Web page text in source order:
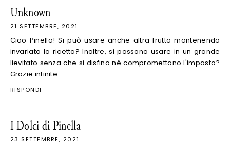
Unknown
21 SETTEMBRE, 2021
Ciao Pinella! Si può usare anche altra frutta mantenendo
invariata la ricetta? Inoltre, si possono usare in un grande
lievitato senza che si disfino né compromettano l'impasto?
Grazie infinite
RISPONDI
I Dolci di Pinella
23 SETTEMBRE, 2021